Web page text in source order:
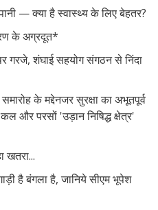
पानी — क्या है स्वास्थ्य के लिए बेहतर?
के अग्रदूत*
गरजे, शंघाई सहयोग संगठन से निंदा
के मद्देनजर सुरक्षा का अभूतपूर्व
कल और परसों 'उड़ान निषिद्ध क्षेत्र'
खतरा...
है बंगला है, जानिये सीएम भूपेश